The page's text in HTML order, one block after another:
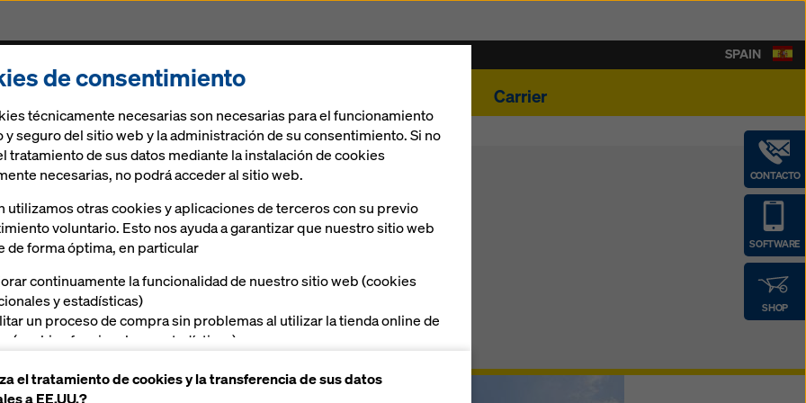
Carrier
CONTACTO
SOFTWARE
SHOP
SPAIN
Xsafe
de consentimiento
técnicamente necesarias son necesarias para el funcionamiento
y seguro del sitio web y la administración de su consentimiento. Si no
tratamiento de sus datos mediante la instalación de cookies
necesarias, no podrá acceder al sitio web.
utilizamos otras cookies y aplicaciones de terceros con su previo
voluntario. Esto nos ayuda a garantizar que nuestro sitio web
de forma óptima, en particular
continuamente la funcionalidad de nuestro sitio web (cookies
y estadísticas)
un proceso de compra sin problemas al utilizar la tienda online de
(cookies funcionales y estadísticas),
(cookies de marketing)
el tratamiento de cookies y la transferencia de sus datos
a EE.UU.?